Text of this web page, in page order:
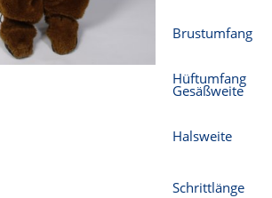
Brustumfang
Hüftumfang
Gesäßweite
Halsweite
Schrittlänge